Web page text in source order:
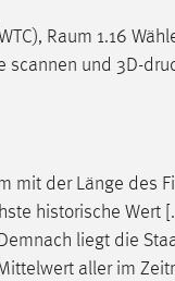
Raum 1.16
scannen und 3D-
mit der Länge des
historische Wert
liegt die
aller im